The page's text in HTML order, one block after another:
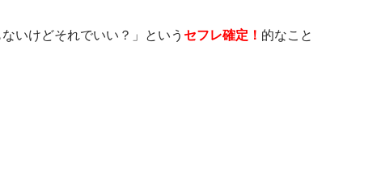
いけどそれでいい？」という セフレ確定！ 的なこと